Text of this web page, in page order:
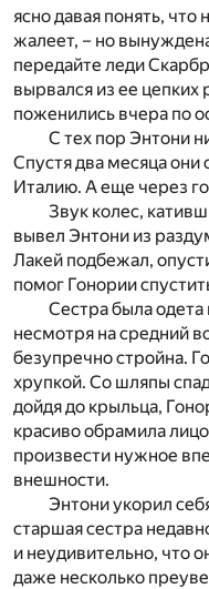
ясно давая понять,
жалеет, – но
передайте леди
вырвался из ее
поженились вчера по
С тех пор Энтони
Спустя два месяца
Италию. А еще через
Звук колес,
вывел Энтони из
Лакей подбежал,
помог Гонории
Сестра была одета
несмотря на средний
безупречно стройна.
хрупкой. Со шляпы
дойдя до крыльца,
красиво обрамила
произвести нужное
внешности.
Энтони укорил
старшая сестра
и неудивительно, что
даже несколько